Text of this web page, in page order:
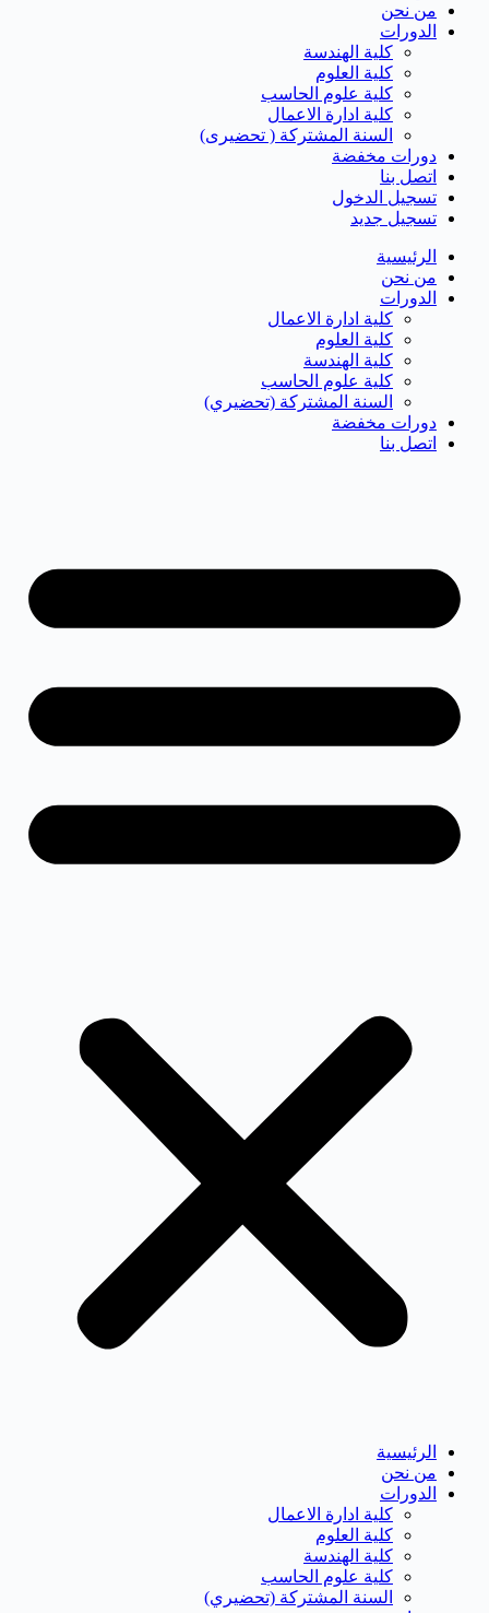
من نحن
الدورات
كلية الهندسة
كلية العلوم
كلية علوم الحاسب
كلية ادارة الاعمال
السنة المشتركة ( تحضيرى)
دورات مخفضة
اتصل بنا
تسجيل الدخول
تسجيل جديد
الرئيسية
من نحن
الدورات
كلية ادارة الاعمال
كلية العلوم
كلية الهندسة
كلية علوم الحاسب
السنة المشتركة (تحضيري)
دورات مخفضة
اتصل بنا
الرئيسية
من نحن
الدورات
كلية ادارة الاعمال
كلية العلوم
كلية الهندسة
كلية علوم الحاسب
السنة المشتركة (تحضيري)